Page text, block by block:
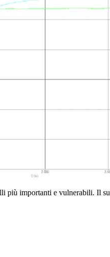
più importanti e vulnerabili. Il